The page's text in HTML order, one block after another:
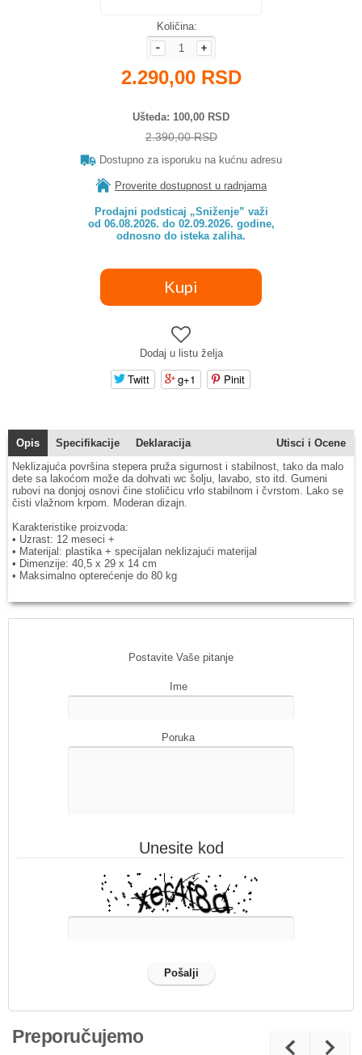
Količina:
2.290,00 RSD
Ušteda 100,00 RSD
2.390,00 RSD
Dostupno za isporuku na kućnu adresu
Proverite dostupnost u radnjama
Prodajni podsticaj „Sniženje” važi
od 06.08.2026. do 02.09.2026. godine,
odnosno do isteka zaliha.
Dodaj u listu želja
Twitt g+1 Pinit
Opis Specifikacije Deklaracija
Utisci i Ocene
Neklizajuća površina stepera pruža sigurnost i stabilnost, tako da malo
dete sa lakoćom može da dohvati wc šolju, lavabo, sto itd. Gumeni
rubovi na donjoj osnovi čine stoličicu vrlo stabilnom i čvrstom. Lako se
čisti vlažnom krpom. Moderan dizajn.
Karakteristike proizvoda:
• Uzrast: 12 meseci +
• Materijal: plastika + specijalan neklizajući materijal
• Dimenzije: 40,5 x 29 x 14 cm
• Maksimalno opterećenje do 80 kg
Postavite Vaše pitanje
Ime
Poruka
Unesite kod
Preporučujemo